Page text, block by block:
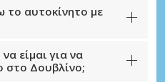
το αυτοκίνητο με
είμαι για να
στο Δουβλίνο;
με eLink